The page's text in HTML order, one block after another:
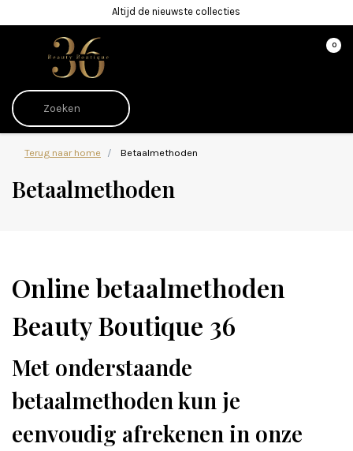
Altijd de nieuwste collecties
0
Terug naar home Betaalmethoden
Betaalmethoden
Online betaalmethoden
Beauty Boutique 36
Met onderstaande
betaalmethoden kun je
eenvoudig afrekenen in onze